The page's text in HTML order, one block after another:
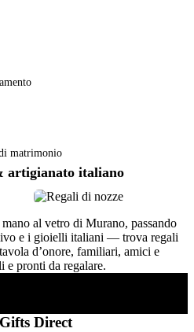
matrimonio
artigianato italiano
al vetro di Murano, passando
e i gioielli italiani — trova regali
d’onore, familiari, amici e
e pronti da regalare.
Direct